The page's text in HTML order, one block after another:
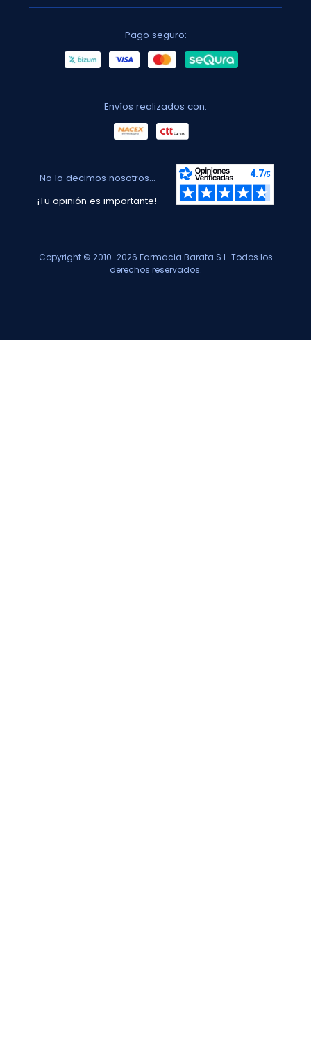
Pago seguro:
Envíos realizados con:
No lo decimos nosotros...
¡Tu opinión es importante!
Copyright © 2010-2026 Farmacia Barata S.L. Todos los
derechos reservados.